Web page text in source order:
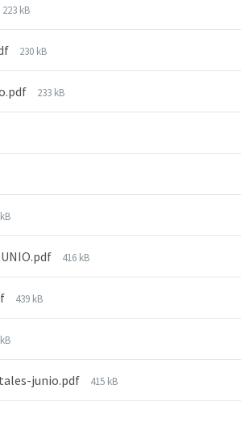
223 kB
230 kB
233 kB
416 kB
439 kB
junio.pdf 415 kB